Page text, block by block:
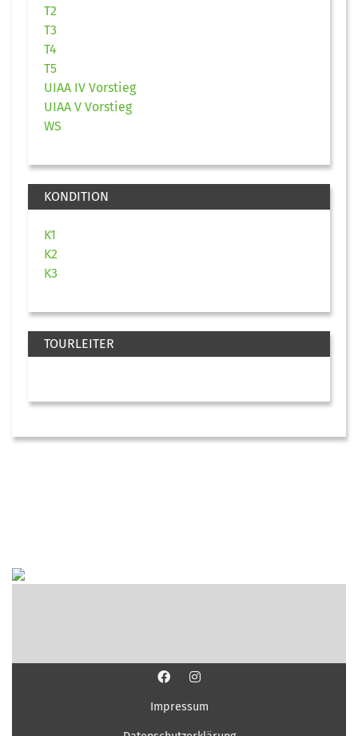
T2
T3
T4
T5
UIAA IV Vorstieg
UIAA V Vorstieg
WS
KONDITION
K1
K2
K3
TOURLEITER
Impressum